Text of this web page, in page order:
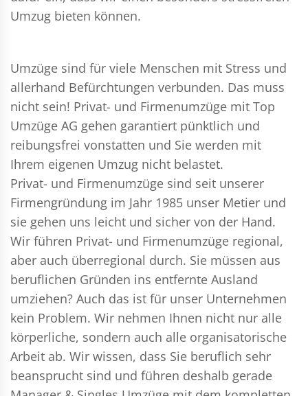
Umzug bieten können.
Umzüge sind für viele Menschen mit Stress und
allerhand Befürchtungen verbunden. Das muss
nicht sein! Privat- und Firmenumzüge mit Top
Umzüge AG gehen garantiert pünktlich und
reibungsfrei vonstatten und Sie werden mit
Ihrem eigenen Umzug nicht belastet.
Privat- und Firmenumzüge sind seit unserer
Firmengründung im Jahr 1985 unser Metier und
sie gehen uns leicht und sicher von der Hand.
Wir führen Privat- und Firmenumzüge regional,
aber auch überregional durch. Sie müssen aus
beruflichen Gründen ins entfernte Ausland
umziehen? Auch das ist für unser Unternehmen
kein Problem. Wir nehmen Ihnen nicht nur alle
körperliche, sondern auch alle organisatorische
Arbeit ab. Wir wissen, dass Sie beruflich sehr
beansprucht sind und führen deshalb gerade